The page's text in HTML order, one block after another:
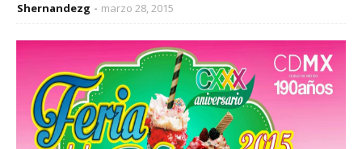
Shernandezg marzo 28, 2015